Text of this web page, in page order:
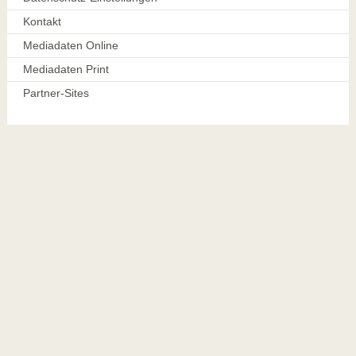
Kontakt
Mediadaten Online
Mediadaten Print
Partner-Sites